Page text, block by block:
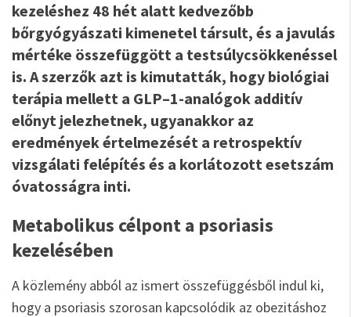
kezeléshez 48 hét alatt kedvezőbb
bőrgyógyászati kimenetel társult, és a javulás
mértéke összefüggött a testsúlycsökkenéssel
is. A szerzők azt is kimutatták, hogy biológiai
terápia mellett a GLP–1-analógok additív
előnyt jelezhetnek, ugyanakkor az
eredmények értelmezését a retrospektív
vizsgálati felépítés és a korlátozott esetszám
óvatosságra inti.
Metabolikus célpont a psoriasis
kezelésében
A közlemény abból az ismert összefüggésből indul ki,
hogy a psoriasis szorosan kapcsolódik az obezitáshoz